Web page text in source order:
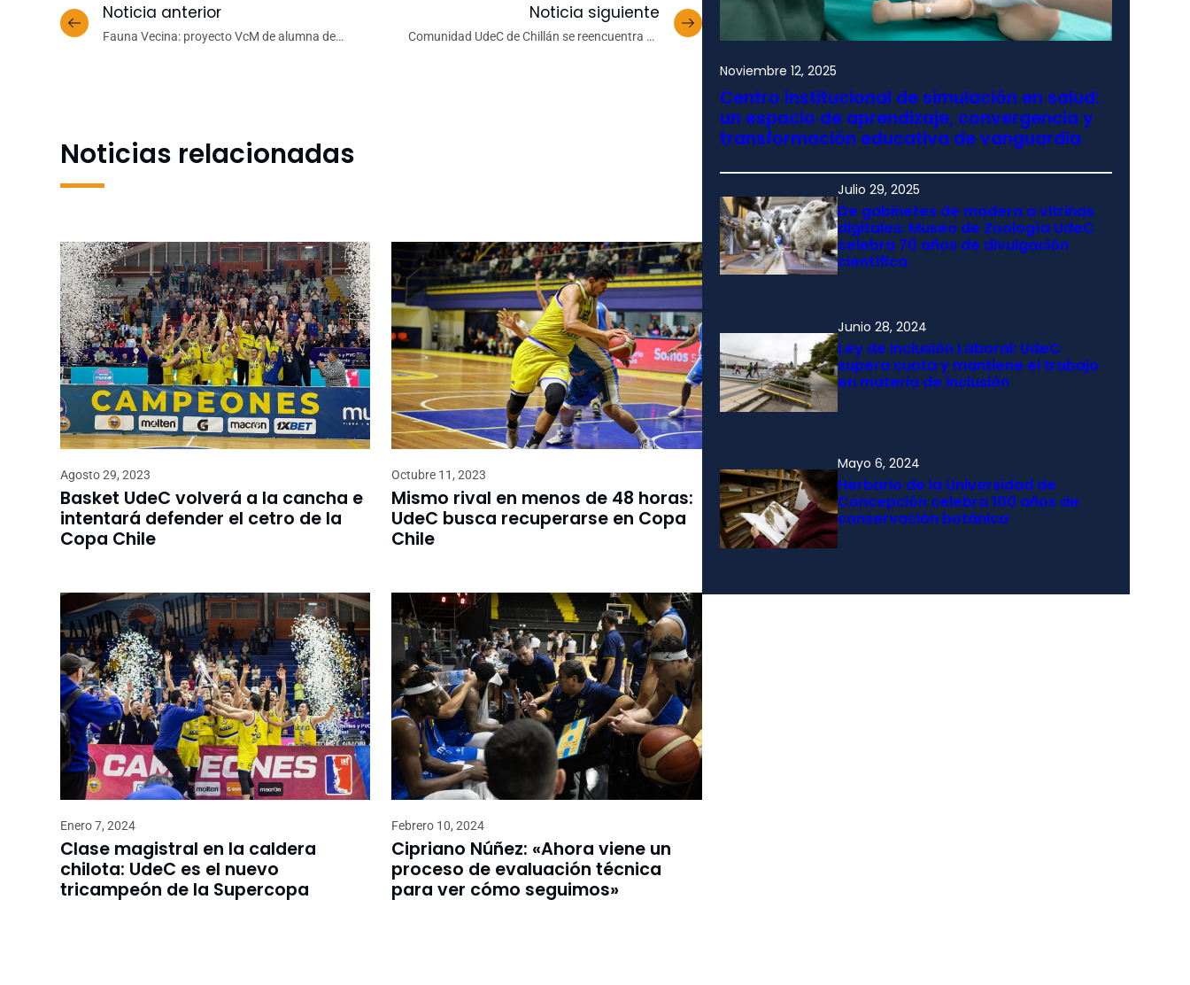
Noticia anterior
Fauna Vecina: proyecto VcM de alumna de
Noticia siguiente
Comunidad UdeC de Chillán se reencuentra en
Noticias relacionadas
Agosto 29, 2023
Basket UdeC volverá a la cancha e
intentará defender el cetro de la
Copa Chile
Octubre 11, 2023
Mismo rival en menos de 48 horas:
UdeC busca recuperarse en Copa
Chile
Enero 7, 2024
Clase magistral en la caldera
chilota: UdeC es el nuevo
tricampeón de la Supercopa
Febrero 10, 2024
Cipriano Núñez: «Ahora viene un
proceso de evaluación técnica
para ver cómo seguimos»
Noviembre 12, 2025
Centro institucional de simulación en salud:
un espacio de aprendizaje, convergencia y
transformación educativa de vanguardia
Julio 29, 2025
De gabinetes de madera a vitrinas
digitales: Museo de Zoología UdeC
celebra 70 años de divulgación
científica
Junio 28, 2024
Ley de Inclusión Laboral: UdeC
supera cuota y mantiene el trabajo
en materia de inclusión
Mayo 6, 2024
Herbario de la Universidad de
Concepción celebra 100 años de
conservación botánica